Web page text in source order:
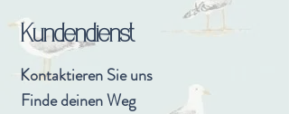
Kundendienst
Kontaktieren Sie uns
Finde deinen Weg